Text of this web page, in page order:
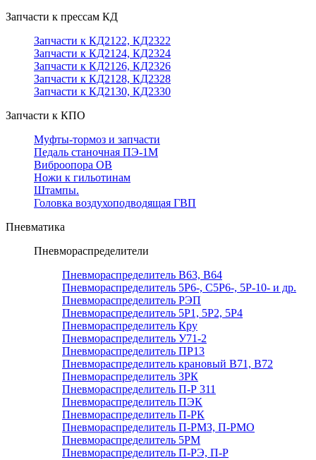
Запчасти к прессам КД
Запчасти к КД2122, КД2322
Запчасти к КД2124, КД2324
Запчасти к КД2126, КД2326
Запчасти к КД2128, КД2328
Запчасти к КД2130, КД2330
Запчасти к КПО
Муфты-тормоз и запчасти
Педаль станочная ПЭ-1М
Виброопора ОВ
Ножи к гильотинам
Штампы.
Головка воздухоподводящая ГВП
Пневматика
Пневмораспределители
Пневмораспределитель В63, В64
Пневмораспределитель 5Р6-, С5Р6-, 5Р-10- и др.
Пневмораспределитель РЭП
Пневмораспределитель 5Р1, 5Р2, 5Р4
Пневмораспределитель Кру
Пневмораспределитель У71-2
Пневмораспределитель ПР13
Пневмораспределитель крановый В71, В72
Пневмораспределитель 3РК
Пневмораспределитель П-Р 311
Пневмораспределитель ПЭК
Пневмораспределитель П-РК
Пневмораспределитель П-РМЗ, П-РМО
Пневмораспределитель 5РМ
Пневмораспределитель П-РЭ, П-Р